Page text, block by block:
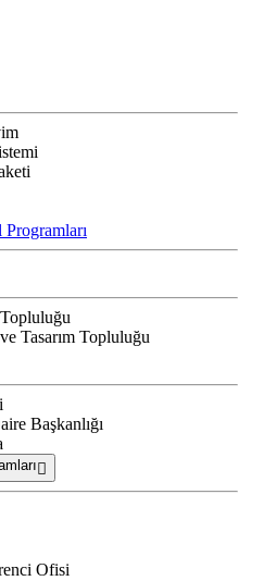
Tasarım Topluluğu
Başkanlığı
Ofisi